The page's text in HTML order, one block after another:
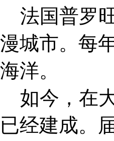
法国普罗
漫城市。每
海洋。
如今，在
已经建成。